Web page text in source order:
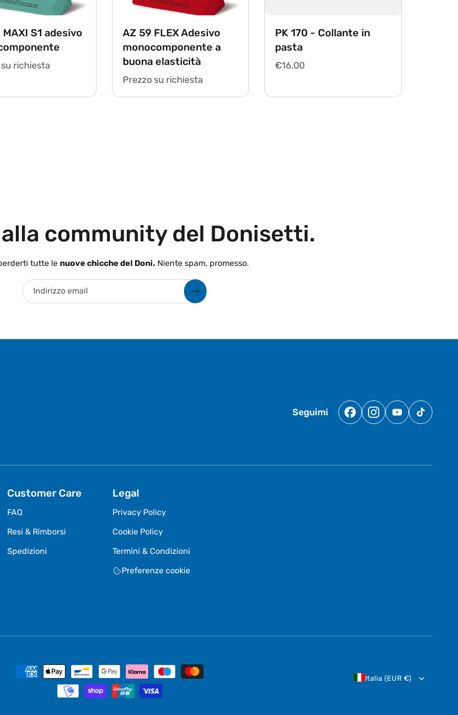
MAXI S1 adesivo
richiesta
AZ 59 FLEX Adesivo
monocomponente a
buona elasticità
Prezzo su richiesta
PK 170 - Collante in
pasta
Prezzo
€16,00
Aggiungi al carrello
community del Donisetti.
tutte le nuove chicche del Doni. Niente spam, promesso.
Indirizzo email
Seguimi
FacebookInstagram
YouTubeTikTok
Customer Care
FAQ
Resi & Rimborsi
Spedizioni
Legal
Privacy Policy
Cookie Policy
Termini & Condizioni
Preferenze cookie
Metodi
di
Italia (EUR €)